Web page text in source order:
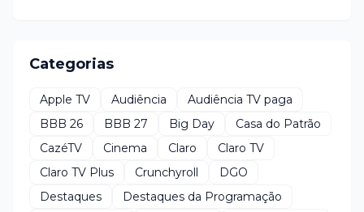
Categorias
Apple TV Audiência
Audiência TV paga
BBB 26
BBB 27 Big Day
Casa do Patrão
CazéTV
Cinema Claro
Claro TV
Claro TV Plus
Crunchyroll
DGO
Destaques
Destaques da Programação